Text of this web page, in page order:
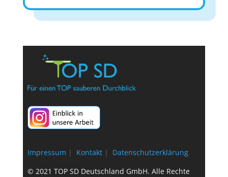
Impressum | Kontakt|
Datenschutzerklärung
© 2021 TOP SD Deutschland GmbH. Alle Rechte